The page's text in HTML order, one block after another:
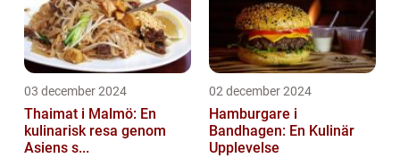
03 december 2024
Thaimat i Malmö: En
kulinarisk resa genom
Asiens s...
02 december 2024
Hamburgare i
Bandhagen: En Kulinär
Upplevelse